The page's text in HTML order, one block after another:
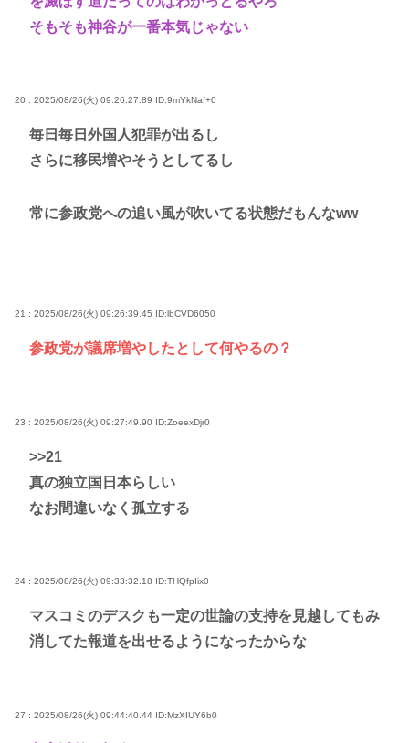
そもそも神谷が一番本気じゃない
20 : 2025/08/26(火) 09:26:27.89 ID:9mYkNaf+0
毎日毎日外国人犯罪が出るし
さらに移民増やそうとしてるし
常に参政党への追い風が吹いてる状態だもんなww
21 : 2025/08/26(火) 09:26:39.45 ID:lbCVD6050
参政党が議席増やしたとして何やるの？
23 : 2025/08/26(火) 09:27:49.90 ID:ZoeexDjr0
>>21
真の独立国日本らしい
なお間違いなく孤立する
24 : 2025/08/26(火) 09:33:32.18 ID:THQfpIix0
マスコミのデスクも一定の世論の支持を見越してもみ
消してた報道を出せるようになったからな
27 : 2025/08/26(火) 09:44:40.44 ID:MzXIUY6b0